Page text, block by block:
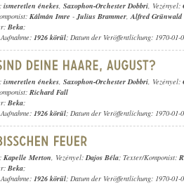
ismeretlen énekes, Saxophon-Orchester Dobbri, Vezényel:
Kálmán Imre -Julius Brammer,Alfred Grünwald
Beka;
1926 körül; Datum der Veröffentlichung: 1970-01-
ismeretlen énekes, Saxophon-Orchester Dobbri, Vezényel:
Richard Fall
Beka;
1926 körül; Datum der Veröffentlichung: 1970-01-
Kapelle Merton, Vezényel:Dajos Béla; Texter/Komponist:
Beka;
1926 körül; Datum der Veröffentlichung: 1970-01-